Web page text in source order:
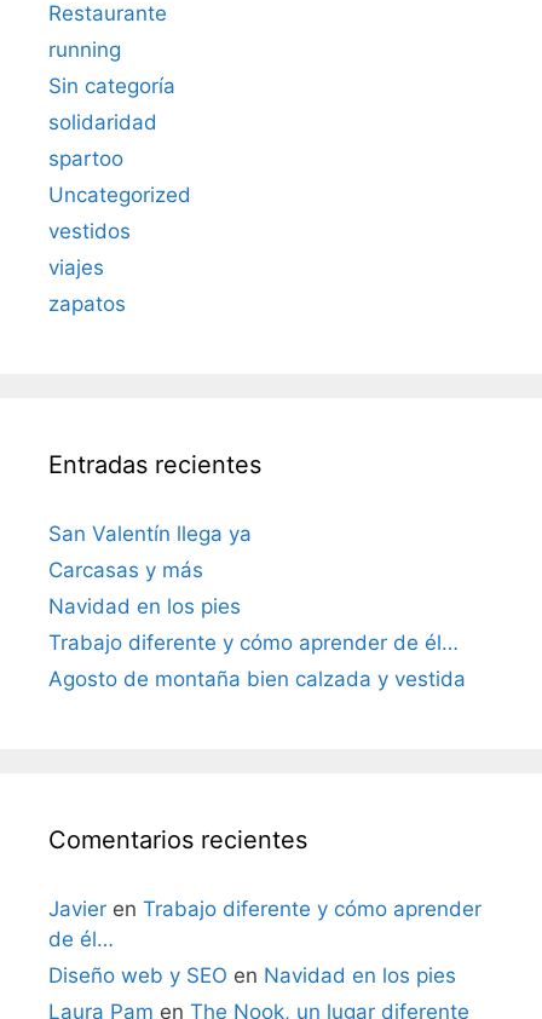
Restaurante
running
Sin categoría
solidaridad
spartoo
Uncategorized
vestidos
viajes
zapatos
Entradas recientes
San Valentín llega ya
Carcasas y más
Navidad en los pies
Trabajo diferente y cómo aprender de él…
Agosto de montaña bien calzada y vestida
Comentarios recientes
Javier en Trabajo diferente y cómo aprender
de él…
Diseño web y SEO en Navidad en los pies
Laura Pam en The Nook, un lugar diferente